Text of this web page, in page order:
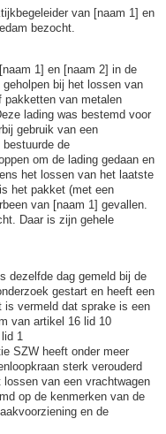
van [naam 1] en
bezocht.
1] en [naam 2] in de
bij het lossen van
pakketten van metalen
lading was bestemd voor
gebruik van een
bestuurde de
om de lading gedaan en
het lossen van het laatste
het pakket (met een
van [naam 1] gevallen.
Daar is zijn gehele
dezelfde dag gemeld bij de
gestart en heeft een
is vermeld dat sprake is een
van artikel 16 lid 10
1
SZW heeft onder meer
sterk verouderd
van een vrachtwagen
op de kenmerken van de
en de